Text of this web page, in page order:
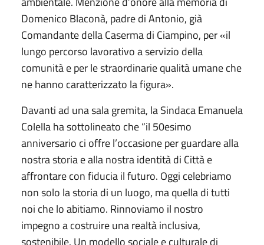
Domenico Blaconà, padre di Antonio, già
Comandante della Caserma di Ciampino, per «il
lungo percorso lavorativo a servizio della
comunità e per le straordinarie qualità umane che
ne hanno caratterizzato la figura».
Davanti ad una sala gremita, la Sindaca Emanuela
Colella ha sottolineato che “il 50esimo
anniversario ci offre l’occasione per guardare alla
nostra storia e alla nostra identità di Città e
affrontare con fiducia il futuro. Oggi celebriamo
non solo la storia di un luogo, ma quella di tutti
noi che lo abitiamo. Rinnoviamo il nostro
impegno a costruire una realtà inclusiva,
sostenibile. Un modello sociale e culturale di